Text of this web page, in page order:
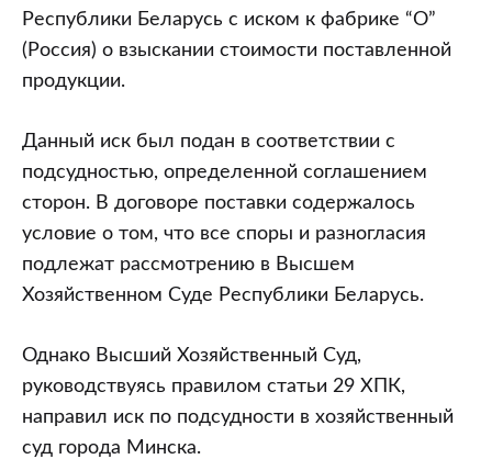
Республики Беларусь с иском к фабрике “О”
(Россия) о взыскании стоимости поставленной
продукции.
Данный иск был подан в соответствии с
подсудностью, определенной соглашением
сторон. В договоре поставки содержалось
условие о том, что все споры и разногласия
подлежат рассмотрению в Высшем
Хозяйственном Суде Республики Беларусь.
Однако Высший Хозяйственный Суд,
руководствуясь правилом статьи 29 ХПК,
направил иск по подсудности в хозяйственный
суд города Минска.